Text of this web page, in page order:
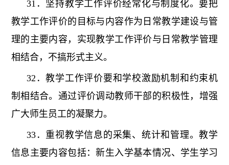
31．坚持教学工作评价经常化与制度化。要把
教学工作评价的目标与内容作为日常教学建设与管
理的主要内容，实现教学工作评价与日常教学管理
相结合，不搞形式主义。
32．教学工作评价要和学校激励机制和约束机
制相结合。通过评价调动教师干部的积极性，增强
广大师生员工的凝聚力。
33．重视教学信息的采集、统计和管理。教学
信息主要内容包括：新生入学基本情况、学生学习